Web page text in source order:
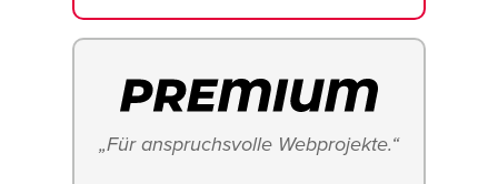
„Für anspruchsvolle Webprojekte.“